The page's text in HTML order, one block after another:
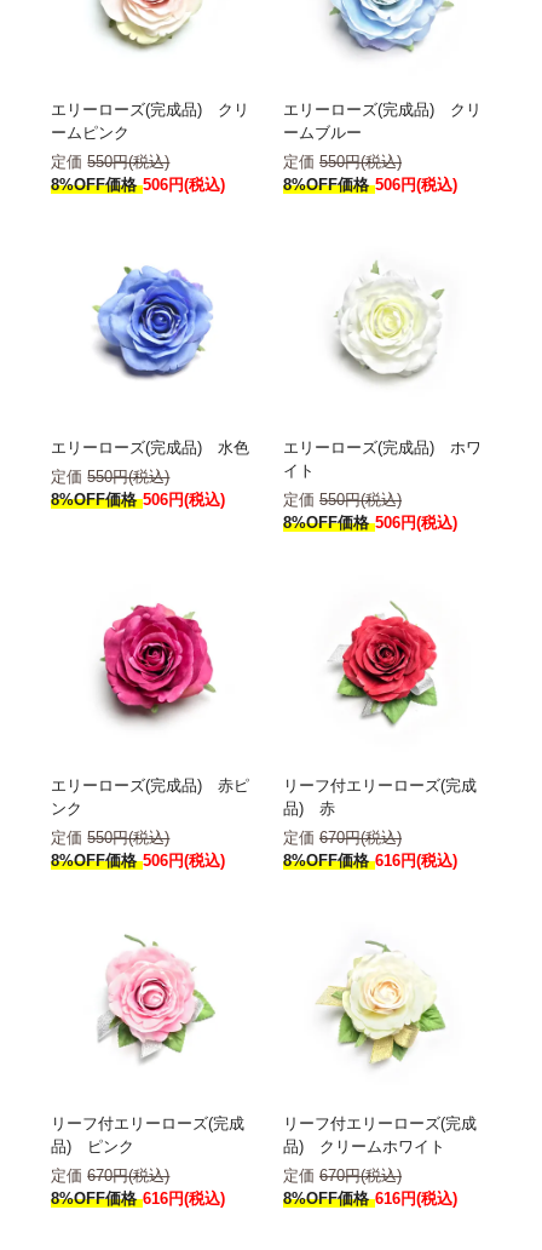
エリーローズ(完成品) クリ
ームピンク
定価550円(税込)
8%OFF価格 506円(税込)
エリーローズ(完成品) クリ
ームブルー
定価 550円(税込)
8%OFF価格 506円(税込)
エリーローズ(完成品) 水色
定価550円(税込)
8%OFF価格 506円(税込)
エリーローズ(完成品) ホワ
イト
定価 550円(税込)
8%OFF価格 506円(税込)
エリーローズ(完成品) 赤ピ
ンク
定価550円(税込)
8%OFF価格 506円(税込)
リーフ付エリーローズ(完成
品) 赤
定価 670円(税込)
8%OFF価格 616円(税込)
リーフ付エリーローズ(完成
品) ピンク
定価670円(税込)
8%OFF価格 616円(税込)
リーフ付エリーローズ(完成
品) クリームホワイト
定価 670円(税込)
8%OFF価格 616円(税込)